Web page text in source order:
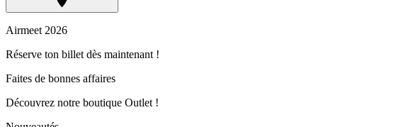
Airmeet 2026
Réserve ton billet dès maintenant !
Faites de bonnes affaires
Découvrez notre boutique Outlet !